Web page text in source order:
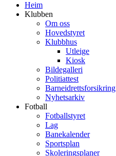
Heim
Klubben
Om oss
Hovedstyret
Klubbhus
Utleige
Kiosk
Bildegalleri
Politiattest
Barneidrettsforsikring
Nyhetsarkiv
Fotball
Fotballstyret
Lag
Banekalender
Sportsplan
Skoleringsplaner